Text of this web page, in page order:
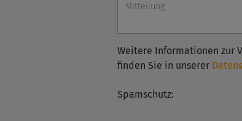
Weitere Informationen zur
finden Sie in unserer
Spamschutz: